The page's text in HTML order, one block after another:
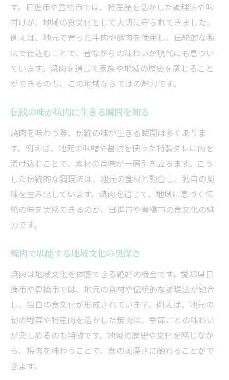
す。日進市や豊橋市では、特産品を活かした調理法や味
付けが、地域の食文化として大切に守られてきました。
例えば、地元で育った牛肉や豚肉を使用し、伝統的な製
法で仕込むことで、昔ながらの味わいが現代にも息づい
ています。焼肉を通して家族や地域の歴史を感じること
ができるのも、この地域ならではの魅力です。
伝統の味が焼肉に生きる瞬間を知る
焼肉を味わう際、伝統の味が生きる瞬間は多くありま
す。例えば、地元の味噌や醤油を使った特製ダレに肉を
漬け込むことで、素材の旨味が一層引き立ちます。こう
した伝統的な調理法は、地元の食材と融合し、独自の風
味を生み出しています。焼肉を通じて、地域に息づく伝
統の味を実感できるのが、日進市や豊橋市の食文化の魅
力です。
焼肉で堪能する地域文化の奥深さ
焼肉は地域文化を体感できる絶好の機会です。愛知県日
進市や豊橋市では、地元の食材や伝統的な調理法が融合
し、独自の食文化が形成されています。例えば、地元の
旬の野菜や特産肉を活かした焼肉は、季節ごとの味わい
が楽しめるのも特徴です。地域の歴史や文化を感じなが
ら、焼肉を味わうことで、食の奥深さに触れることがで
きます。